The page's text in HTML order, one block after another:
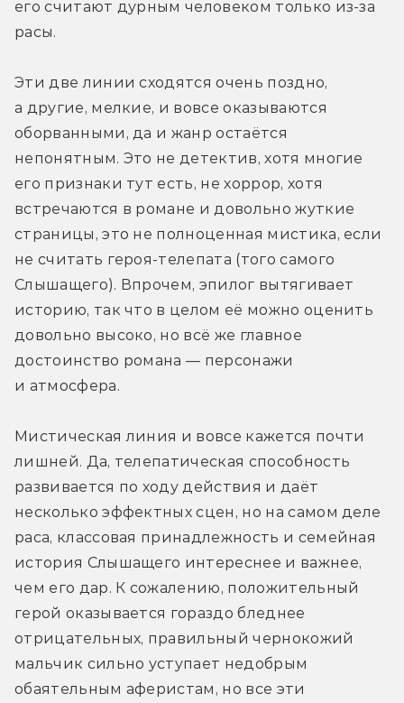
его считают дурным человеком только из-за
расы.
Эти две линии сходятся очень поздно,
а другие, мелкие, и вовсе оказываются
оборванными, да и жанр остаётся
непонятным. Это не детектив, хотя многие
его признаки тут есть, не хоррор, хотя
встречаются в романе и довольно жуткие
страницы, это не полноценная мистика, если
не считать героя-телепата (того самого
Слышащего). Впрочем, эпилог вытягивает
историю, так что в целом её можно оценить
довольно высоко, но всё же главное
достоинство романа — персонажи
и атмосфера.
Мистическая линия и вовсе кажется почти
лишней. Да, телепатическая способность
развивается по ходу действия и даёт
несколько эффектных сцен, но на самом деле
раса, классовая принадлежность и семейная
история Слышащего интереснее и важнее,
чем его дар. К сожалению, положительный
герой оказывается гораздо бледнее
отрицательных, правильный чернокожий
мальчик сильно уступает недобрым
обаятельным аферистам, но все эти